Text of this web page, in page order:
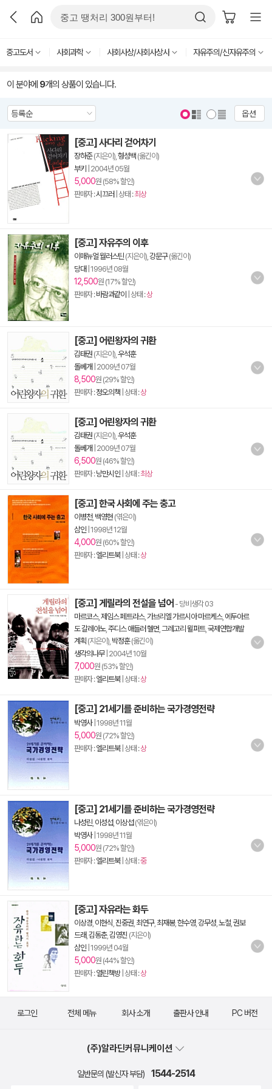
중고도서 사회과학 사회사상/사회사상사 자유주의/신자유주의
이 분야에 9개의 상품이 있습니다.
옵션
[중고] 사다리 걷어차기
장하준(지은이), 형성백 (옮긴이)
부키
2004년 05월
5,000원 (58% 할인)
판매자 :시끄러 | 상태 :최상
[중고] 자유주의 이후
이매뉴얼 월러스틴 (지은이), 강문구(옮긴이)
당대 1996년 08월
12,500원 (17% 할인)
판매자 :바람과같이 | 상태 :상
[중고] 어린왕자의 귀환
김태권 (지은이), 우석훈
돌베개 2009년 07월
8,500원 (29% 할인)
판매자 :정오의책 | 상태 :상
[중고] 어린왕자의 귀환
김태권 (지은이), 우석훈
돌베개 2009년 07월
6,500원 (46% 할인)
판매자 :낭만시인 | 상태 :최상
[중고] 한국 사회에 주는 충고
이병천, 백영현 (엮은이)
삼인 1998년 12월
4,000원 (60% 할인)
판매자 :엘리트북| 상태 :상
[중고] 게릴라의 전설을 넘어 - 당비생각 03
마르코스, 제임스 페트라스, 가브리엘 가르시아 마르케스, 에두아르
도 갈레아노, 주디스 애들러 헬먼 그레고리 윌퍼트, 국제연합개발
계획 (지은이), 박정훈(옮긴이)
생각의나무| 2004년 10월
7,000원 (53% 할인)
판매자 :엘리트북| 상태 :상
[중고] 21세기를 준비하는 국가경영전략
박영사| 1998년 11월
5,000원 (72% 할인)
판매자 :엘리트북| 상태 :상
[중고] 21세기를 준비하는 국가경영전략
나성린 이성섭, 이상섭(엮은이)
박영사| 1998년 11월
5,000원 (72% 할인)
판매자 :엘리트북| 상태 :중
[중고] 자유라는 화두
이상경 이현식 진중권 최연구, 최재봉, 한수영, 강무성 노철 권보
드래 김동춘, 김영진 (지은이)
삼인 1999년 04월
5,000원 (44% 할인)
판매자 :열린책방| 상태 :상
로그인 전체 메뉴 회사 소개 출판사 안내 PC 버전
(주)알라딘커뮤니케이션
일반문의 (발신자 부담) 1544-2514